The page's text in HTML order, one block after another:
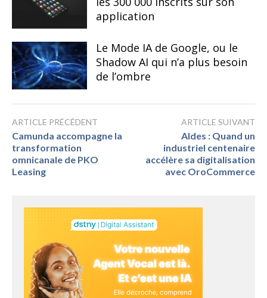
application
Le Mode IA de Google, ou le
Shadow AI qui n’a plus besoin
de l’ombre
ARTICLE PRÉCÉDENT
Camunda accompagne la
transformation
omnicanale de PKO
Leasing
ARTICLE SUIVANT
Aldes : Quand un
industriel centenaire
accélère sa digitalisation
avec OroCommerce